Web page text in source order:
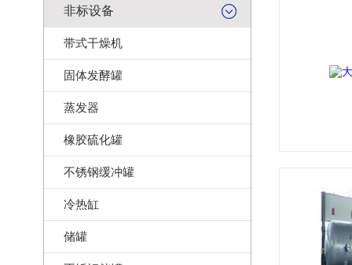
非标设备
带式干燥机
固体发酵罐
蒸发器
橡胶硫化罐
不锈钢缓冲罐
冷热缸
储罐